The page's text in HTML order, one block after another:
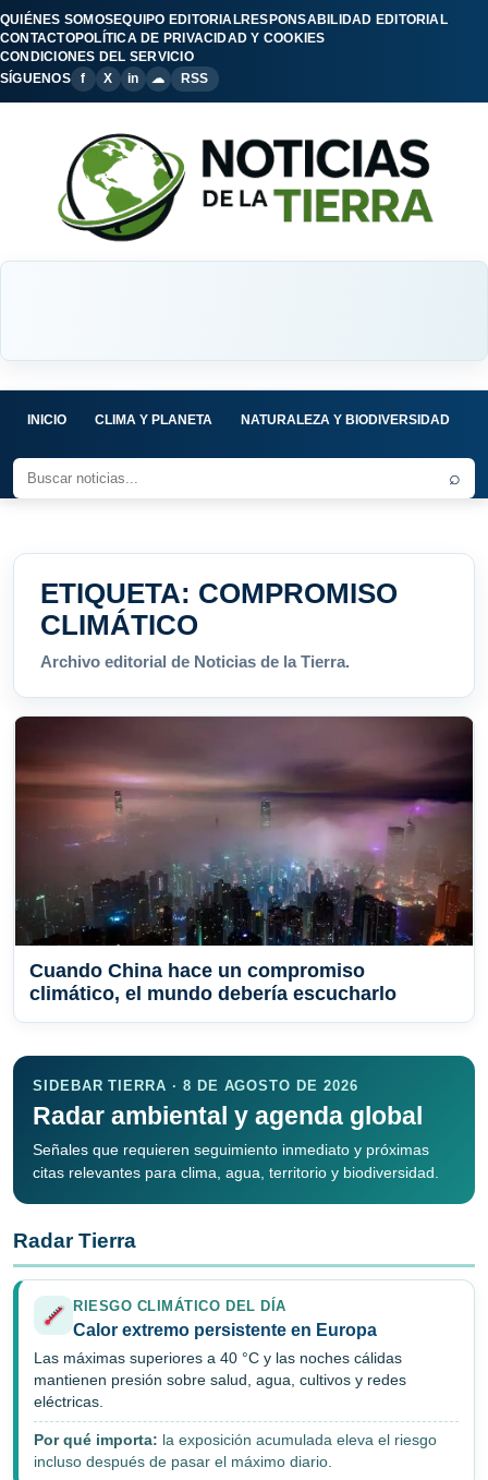
QUIÉNES SOMOSEQUIPO EDITORIALRESPONSABILIDAD EDITORIAL
CONTACTOPOLÍTICA DE PRIVACIDAD Y COOKIES
CONDICIONES DEL SERVICIO
SÍGUENOS
f X in ☁ RSS
INICIO CLIMA Y PLANETA NATURALEZA Y BIODIVERSIDAD
⌕
ETIQUETA: COMPROMISO
CLIMÁTICO
Archivo editorial de Noticias de la Tierra.
Cuando China hace un compromiso
climático, el mundo debería escucharlo
SIDEBAR TIERRA · 8 DE AGOSTO DE 2026
Radar ambiental y agenda global
Señales que requieren seguimiento inmediato y próximas
citas relevantes para clima, agua, territorio y biodiversidad.
Radar Tierra
RIESGO CLIMÁTICO DEL DÍA
Calor extremo persistente en Europa
Las máximas superiores a 40 °C y las noches cálidas
mantienen presión sobre salud, agua, cultivos y redes
eléctricas.
Por qué importa: la exposición acumulada eleva el riesgo
incluso después de pasar el máximo diario.